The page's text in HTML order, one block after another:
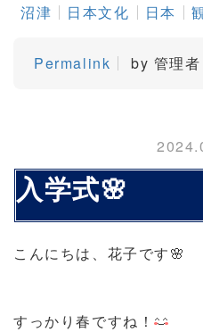
沼津 日本文化 日本
Permalink by 管理者
入学式🌸
こんにちは、花子です🌸
すっかり春ですね！